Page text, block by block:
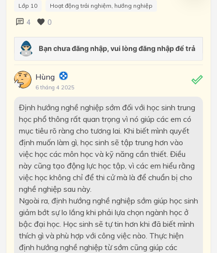
Lớp 10 Hoạt động trải nghiệm, hướng nghiệp
4 0
Hùng
6 tháng 4 2025
Định hướng nghề nghiệp sớm đối với học sinh trung
học phổ thông rất quan trọng vì nó giúp các em có
mục tiêu rõ ràng cho tương lai. Khi biết mình quyết
định muốn làm gì, học sinh sẽ tập trung hơn vào
việc học các môn học và kỹ năng cần thiết. Điều
này cũng tạo động lực học tập, vì các em hiểu rằng
việc học không chỉ để thi cử mà là để chuẩn bị cho
nghề nghiệp sau này.
Ngoài ra, định hướng nghề nghiệp sớm giúp học sinh
giảm bớt sự lo lắng khi phải lựa chọn ngành học ở
bậc đại học. Học sinh sẽ tự tin hơn khi đã biết mình
thích gì và phù hợp với công việc nào. Thực hiện
định hướng nghề nghiệp từ sớm cũng giúp các